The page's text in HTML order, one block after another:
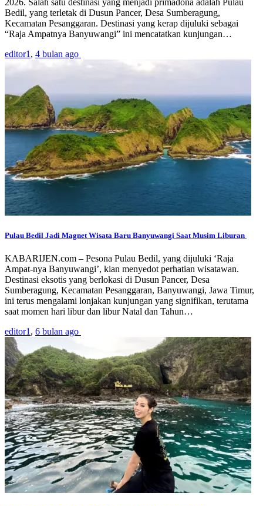
Bedil, yang terletak di Dusun Pancer, Desa Sumberagung,
Kecamatan Pesanggaran. Destinasi yang kerap dijuluki sebagai
“Raja Ampatnya Banyuwangi” ini mencatatkan kunjungan…
editor1 , 4 bulan ago
Pulau Bedil Jadi Magnet Wisata Baru Banyuwangi Saat Musim Liburan
KABARIJEN.com – Pesona Pulau Bedil, yang dijuluki ‘Raja
Ampat-nya Banyuwangi’, kian menyedot perhatian wisatawan.
Destinasi eksotis yang berlokasi di Dusun Pancer, Desa
Sumberagung, Kecamatan Pesanggaran, Banyuwangi, Jawa Timur,
ini terus mengalami lonjakan kunjungan yang signifikan, terutama
saat momen hari libur dan libur Natal dan Tahun…
editor1 , 6 bulan ago